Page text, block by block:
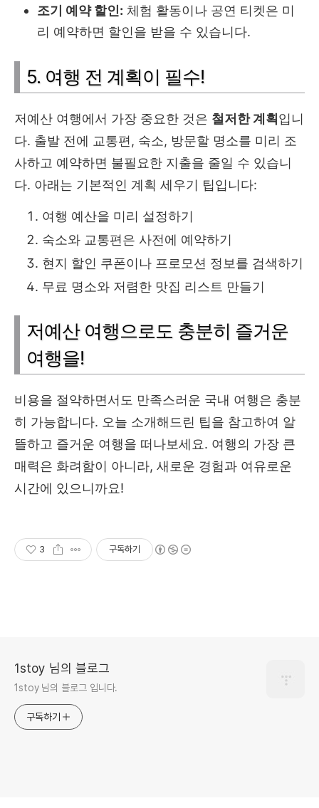
조기 예약 할인: 체험 활동이나 공연 티켓은 미
리 예약하면 할인을 받을 수 있습니다.
5. 여행 전 계획이 필수!
저예산 여행에서 가장 중요한 것은 철저한 계획입니
다. 출발 전에 교통편, 숙소, 방문할 명소를 미리 조
사하고 예약하면 불필요한 지출을 줄일 수 있습니
다. 아래는 기본적인 계획 세우기 팁입니다:
여행 예산을 미리 설정하기
숙소와 교통편은 사전에 예약하기
현지 할인 쿠폰이나 프로모션 정보를 검색하기
무료 명소와 저렴한 맛집 리스트 만들기
저예산 여행으로도 충분히 즐거운
여행을!
비용을 절약하면서도 만족스러운 국내 여행은 충분
히 가능합니다. 오늘 소개해드린 팁을 참고하여 알
뜰하고 즐거운 여행을 떠나보세요. 여행의 가장 큰
매력은 화려함이 아니라, 새로운 경험과 여유로운
시간에 있으니까요!
3 구독하기
1stoy 님의 블로그
1stoy 님의 블로그 입니다.
구독하기